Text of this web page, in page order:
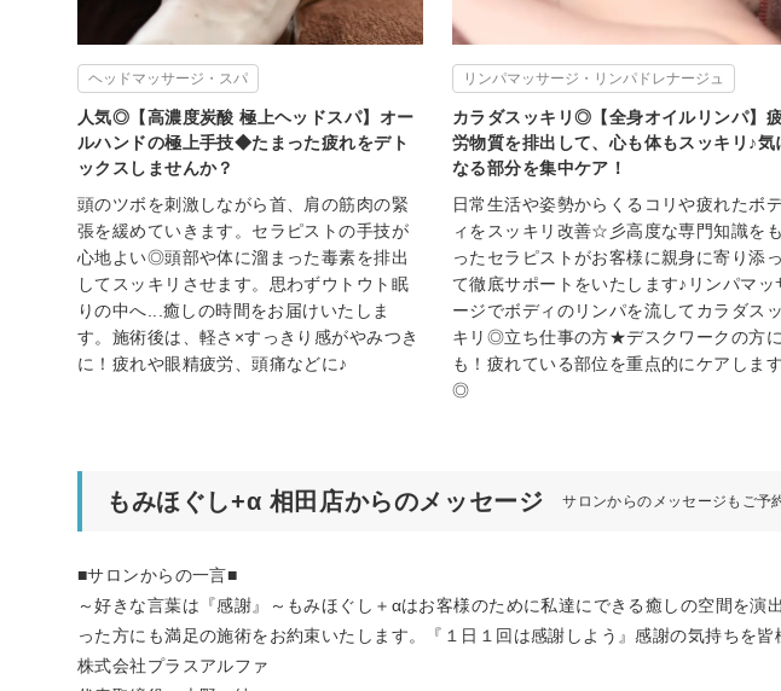
ヘッドマッサージ・スパ
人気◎【高濃度炭酸 極上ヘッドスパ】オー
ルハンドの極上手技◆たまった疲れをデト
ックスしませんか？
頭のツボを刺激しながら首、肩の筋肉の緊
張を緩めていきます。セラピストの手技が
心地よい◎頭部や体に溜まった毒素を排出
してスッキリさせます。思わずウトウト眠
りの中へ...癒しの時間をお届けいたしま
す。施術後は、軽さ×すっきり感がやみつき
に！疲れや眼精疲労、頭痛などに♪
リンパマッサージ・リンパドレナージュ
カラダスッキリ◎【全身オイルリンパ】
労物質を排出して、心も体もスッキリ♪気
なる部分を集中ケア！
日常生活や姿勢からくるコリや疲れたボ
ィをスッキリ改善☆彡高度な専門知識をも
ったセラピストがお客様に親身に寄り添っ
て徹底サポートをいたします♪リンパマッ
ージでボディのリンパを流してカラダスッ
キリ◎立ち仕事の方★デスクワークの方に
も！疲れている部位を重点的にケアします
◎
もみほぐし+α 相田店からのメッセージ サロンからのメッセージもご予
■サロンからの一言■
～好きな言葉は『感謝』～もみほぐし＋αはお客様のために私達にできる癒しの空間を
った方にも満足の施術をお約束いたします。『１日１回は感謝しよう』感謝の気持ちを皆
株式会社プラスアルファ